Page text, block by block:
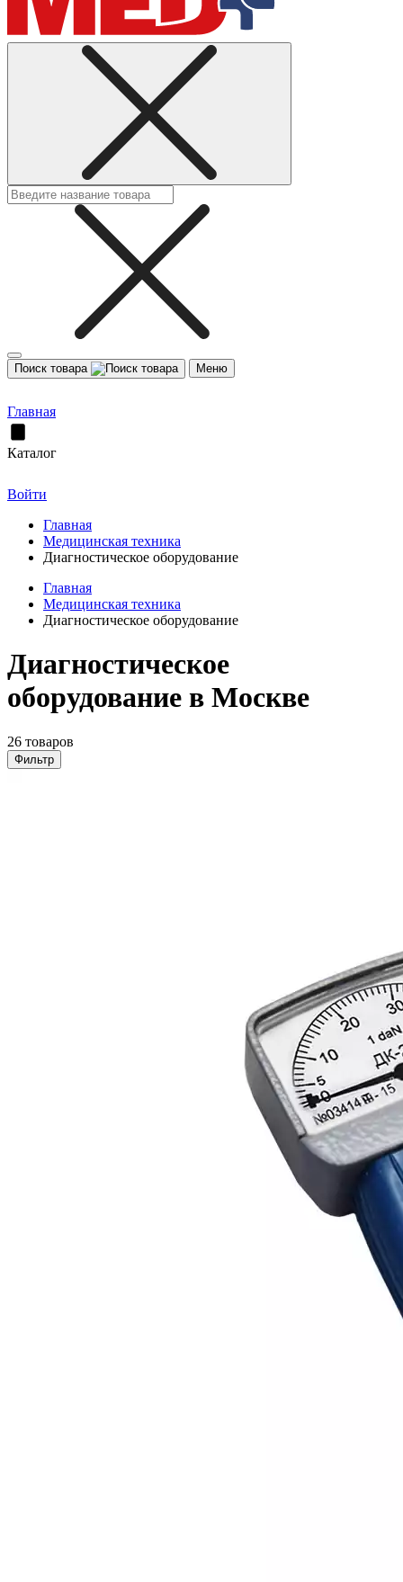
Поиск товара Меню
Главная
Каталог
Войти
Главная
Медицинская техника
Диагностическое оборудование
Главная
Медицинская техника
Диагностическое оборудование
Диагностическое
оборудование в Москве
26 товаров
Фильтр